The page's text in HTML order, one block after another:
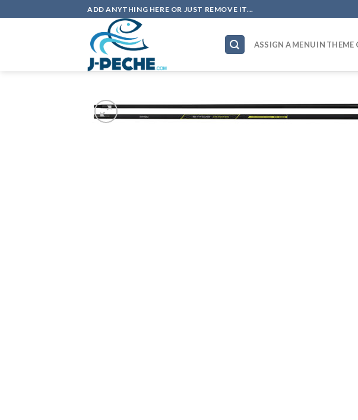
to
ADD ANYTHING HERE OR JUST REMOVE IT...
ASSIGN A MENU IN THEME